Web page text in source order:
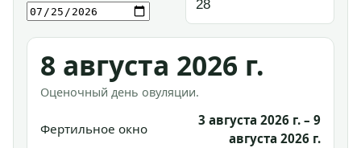
8 августа 2026 г.
Оценочный день овуляции.
Фертильное окно
3 августа 2026 г. – 9
августа 2026 г.